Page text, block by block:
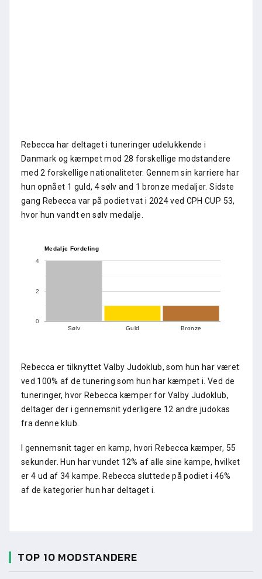
Rebecca har deltaget i tuneringer udelukkende i
Danmark og kæmpet mod 28 forskellige modstandere
med 2 forskellige nationaliteter. Gennem sin karriere har
hun opnået 1 guld, 4 sølv and 1 bronze medaljer. Sidste
gang Rebecca var på podiet vat i 2024 ved CPH CUP 53,
hvor hun vandt en sølv medalje.
Medalje Fordeling
Sølv Guld Bronze
0
2
4
Rebecca er tilknyttet Valby Judoklub, som hun har været
ved 100% af de tunering som hun har kæmpet i. Ved de
tuneringer, hvor Rebecca kæmper for Valby Judoklub,
deltager der i gennemsnit yderligere 12 andre judokas
fra denne klub.
I gennemsnit tager en kamp, hvori Rebecca kæmper, 55
sekunder. Hun har vundet 12% af alle sine kampe, hvilket
er 4 ud af 34 kampe. Rebecca sluttede på podiet i 46%
af de kategorier hun har deltaget i.
TOP 10 MODSTANDERE